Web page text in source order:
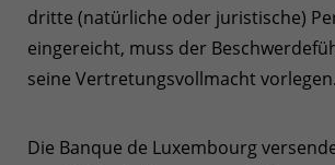
dritte (natürliche oder juristische)
eingereicht, muss der
seine Vertretungsvollmacht vorlegen.
Die Banque de Luxembourg